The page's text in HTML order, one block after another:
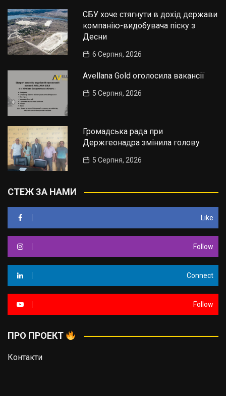
СБУ хоче стягнути в дохід держави
компанію-видобувача піску з
Десни
6 Серпня, 2026
Avellana Gold оголосила вакансії
5 Серпня, 2026
Громадська рада при
Держгеонадра змінила голову
5 Серпня, 2026
СТЕЖ ЗА НАМИ
Like
Follow
Connect
Follow
ПРО ПРОЕКТ
Контакти